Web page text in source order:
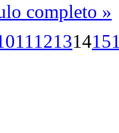
completo »
1112131415